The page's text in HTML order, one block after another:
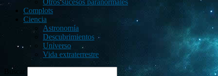
Otros sucesos paranormales
Complots
Ciencia
Astronomía
Descubrimientos
Universo
Vida extraterrestre
Buscar